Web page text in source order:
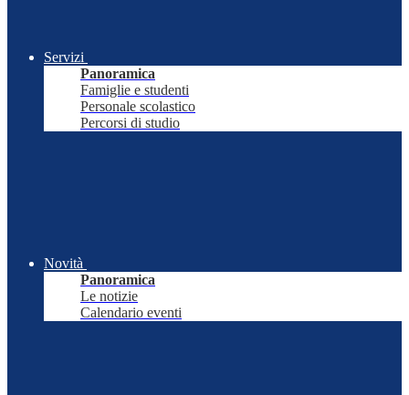
Servizi
Panoramica
Famiglie e studenti
Personale scolastico
Percorsi di studio
Novità
Panoramica
Le notizie
Calendario eventi